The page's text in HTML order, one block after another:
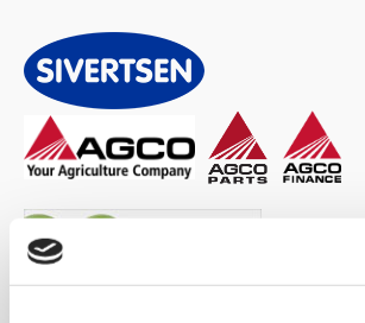
Sivertsen shop